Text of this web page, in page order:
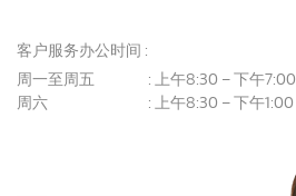
客户服务办公时间 :
周一至周五
: 上午8:30 – 下午7:00
周六
: 上午8:30 – 下午1:00